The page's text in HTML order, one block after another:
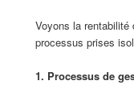
Voyons la
processus prises
1. Processus de